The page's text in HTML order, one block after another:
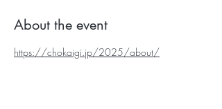
About the event
https://chokaigi.jp/2025/about/